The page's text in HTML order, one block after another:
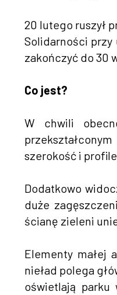
20 lutego ruszył
Solidarności przy
zakończyć do 30
Co jest?
W chwili
szerokość i
Dodatkowo
duże
ścianę zieleni
Elementy małej
nieład polega
oświetlają parku